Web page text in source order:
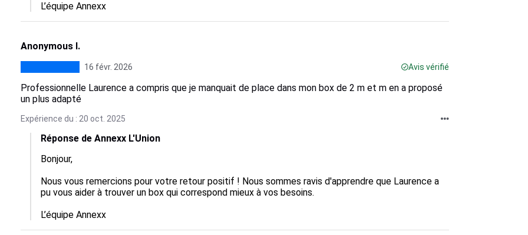
L’équipe Annexx
Anonymous I.
16 févr. 2026 Avis vérifié
Professionnelle Laurence a compris que je manquait de place dans mon box de 2 m et m en a proposé
un plus adapté
Expérience du : 20 oct. 2025
Réponse de Annexx L'Union
Bonjour,
Nous vous remercions pour votre retour positif ! Nous sommes ravis d'apprendre que Laurence a
pu vous aider à trouver un box qui correspond mieux à vos besoins.
L’équipe Annexx